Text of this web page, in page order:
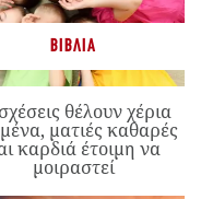
ΒΙΒΛΊΑ
θέλουν χέρια
ματιές καθαρές
καρδιά έτοιμη να
μοιραστεί